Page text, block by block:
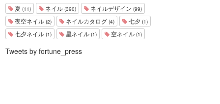
夏 (11) ネイル (390) ネイルデザイン (99)
夜空ネイル (2) ネイルカタログ (4) 七夕 (1)
七夕ネイル (1) 星ネイル (1) 空ネイル (1)
Tweets by fortune_press